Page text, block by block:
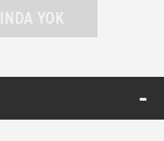
YOK